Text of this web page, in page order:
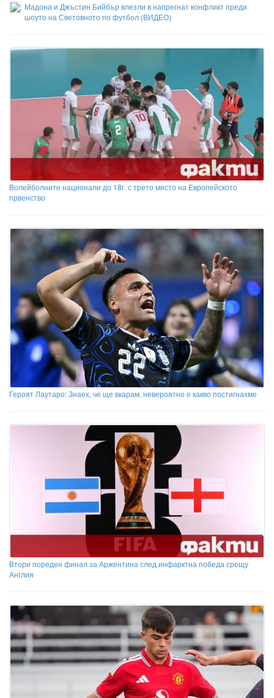
Мадона и Джъстин Бийбър влезли в напрегнат конфликт преди
шоуто на Световното по футбол (ВИДЕО)
Волейболните национали до 18г. с трето място на Европейското
првенство
Героят Лаутаро: Знаех, че ще вкарам, невероятно е какво постигнахме
Втори пореден финал за Аржентина след инфарктна победа срещу
Англия